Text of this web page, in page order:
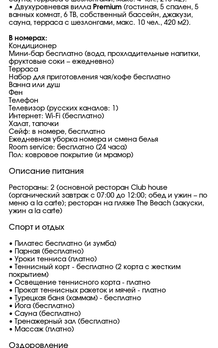
• Двухуровневая вилла Premium (гостиная, 5 спален, 5
ванных комнат, 6 ТВ, собственный бассейн, джакузи,
сауна, терраса с шезлонгами, макс. 10 чел., 420 м2).
В номерах:
Кондиционер
Мини-бар бесплатно (вода, прохладительные напитки,
фруктовые соки – ежедневно)
Терраса
Набор для приготовления чая/кофе бесплатно
Ванна или душ
Фен
Телефон
Телевизор (русских каналов: 1)
Интернет: Wi-Fi (бесплатно)
Халат, тапочки
Сейф: в номере, бесплатно
Ежедневная уборка номера и смена белья
Room service: бесплатно (24 часа)
Пол: ковровое покрытие (и мрамор)
Описание питания
Рестораны: 2 (основной ресторан Club house
(органический завтрак с 07:00 до 12:00; обед и ужин – по
меню a la carte); ресторан на пляже The Beach (закуски,
ужин а la carte)
Спорт и отдых
• Пилатес бесплатно (и зумба)
• Парная (бесплатно)
• Уроки тенниса (платно)
• Теннисный корт - бесплатно (2 корта с жестким
покрытием)
• Освещение теннисного корта - платно
• Прокат теннисных ракеток и мячей - платно
• Турецкая баня (хаммам) - бесплатно
• Йога (бесплатно)
• Сауна (бесплатно)
• Тренажерный зал (бесплатно)
• Массаж (платно)
Оздоровление